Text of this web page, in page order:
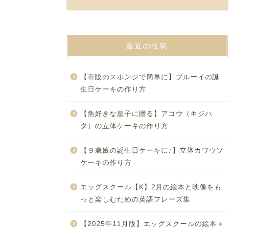
最近の投稿
【市販のスポンジで簡単に】ブルーイの誕
生日ケーキの作り方
【魚好きな息子に贈る】アコウ（キジハ
タ）の立体ケーキの作り方
【９歳娘の誕生日ケーキに♪】立体カワウソ
ケーキの作り方
エッグスクール【K】2月の絵本と映像をも
っと楽しむための英語フレーズ集
【2025年11月版】エッグスクールの絵本＋